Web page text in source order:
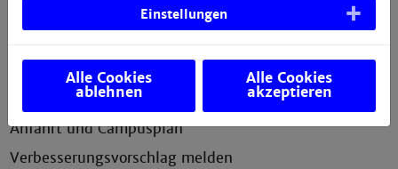
Datenschutzerklärung
Anfahrt und Campusplan
Verbesserungsvorschlag melden
Einstellungen
Alle Cookies
ablehnen
Alle Cookies
akzeptieren